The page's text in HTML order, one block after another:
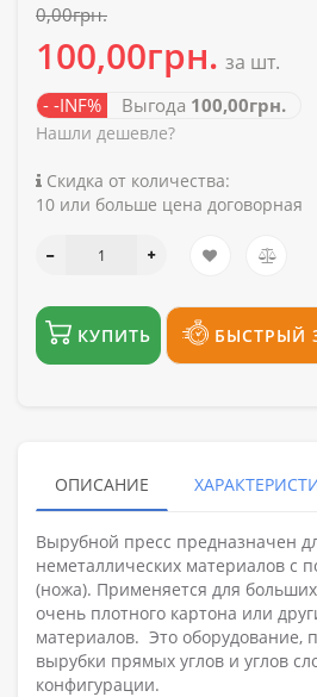
0,00грн.
100,00грн. за шт.
- -INF% Выгода 100,00грн.
Нашли дешевле?
Скидка от количества:
10 или больше цена договорная
КУПИТЬ БЫСТРЫЙ
ОПИСАНИЕ
Вырубной пресс предназначен
неметаллических материалов
(ножа). Применяется для
очень плотного картона или
материалов. Это оборудование,
вырубки прямых углов и углов
конфигурации.